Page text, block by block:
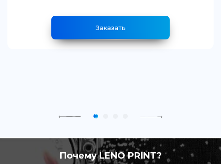
Заказать
Почему LENO PRINT?